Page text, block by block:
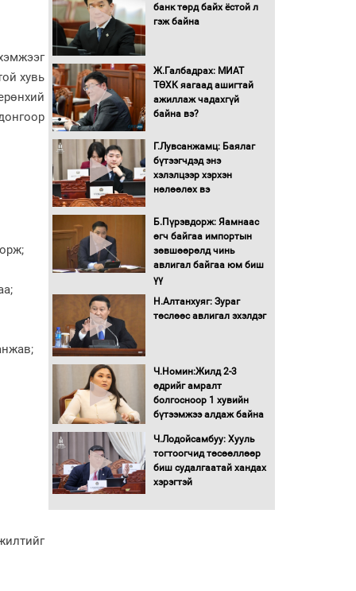
хувь
Нөөцийн махны
худалдаа, борлуулалтыг
Монгол Улс “COP17”-д
“Тал хээрийн
төлөвлөгөө”-гөө
танилцуулна
үүсвэрээс худалдан авах
журмыг баталлаа
горимд шилжиж, найр
наадам, зөвлөгөөн,
гадаад томилолтыг
хориглолоо
Сайд нар төсвөө хэрхэн
зарцуулах вэ?
хуралдаан болж байна
Автомашинд улсын
сондгойгоор шатахуун
олгоно
Бага орлоготой
банк төрд байх ёстой л
гэж байна
Ж.Галбадрах: МИАТ
ТӨХК яагаад ашигтай
ажиллаж чадахгүй
байна вэ?
Г.Лувсанжамц: Баялаг
бүтээгчдэд энэ
хэлэлцээр хэрхэн
нөлөөлөх вэ
Б.Пүрэвдорж: Яамнаас
өгч байгаа импортын
зөвшөөрөлд чинь
авлигал байгаа юм биш
үү
Н.Алтанхуяг: Зураг
төслөөс авлигал эхэлдэг
Ч.Номин:Жилд 2-3
өдрийг амралт
болгосноор 1 хувийн
бүтээмжээ алдаж байна
Ч.Лодойсамбуу: Хууль
тогтоогчид төсөөллөөр
биш судалгаатай хандах
хэрэгтэй